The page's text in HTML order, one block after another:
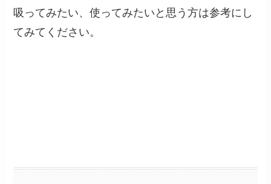
吸ってみたい、使ってみたいと思う方は参考にし
てみてください。